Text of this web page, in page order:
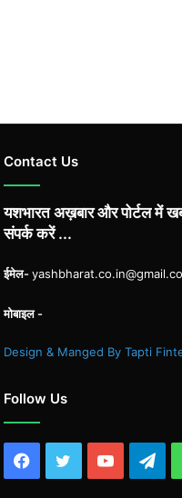
Contact Us
यशभारत अख़बार और पोर्टल में
संपर्क करें ...
ईमेल-
मोबाइल -
Design & Manged By Tapti
Follow Us
Facebook
TwitterYouTube